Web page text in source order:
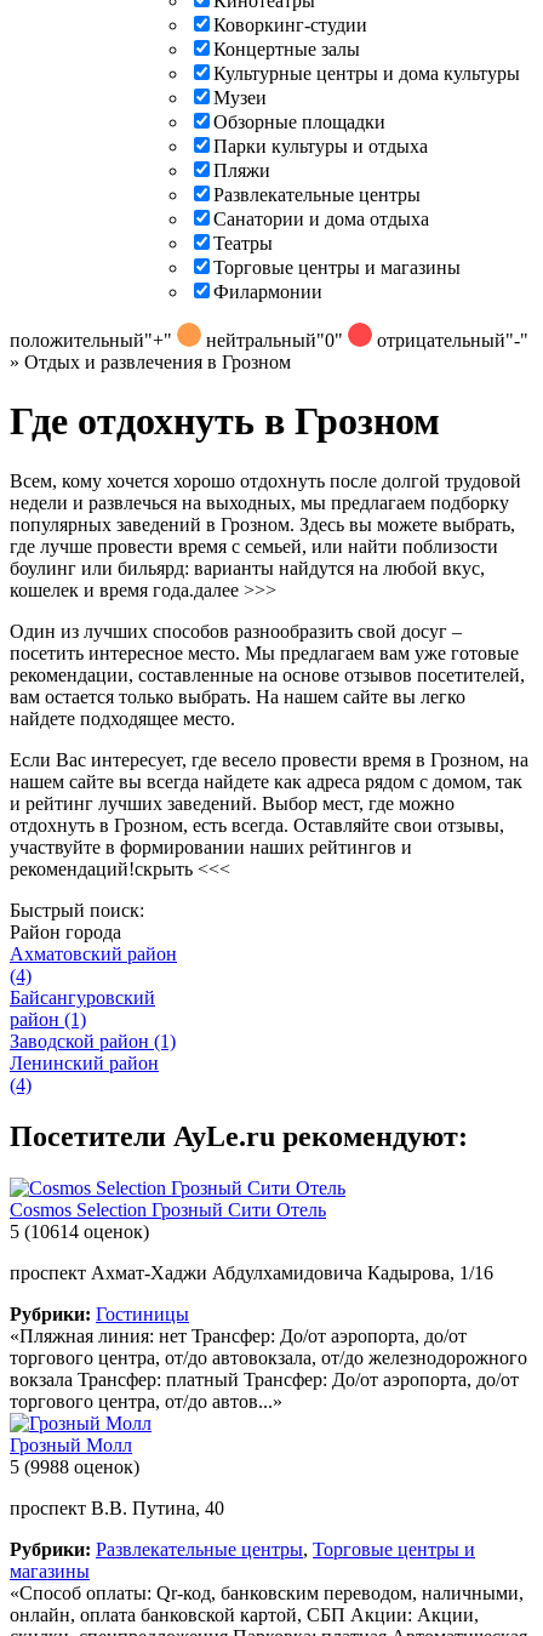
Коворкинг-студии
Концертные залы
Культурные центры и дома культуры
Музеи
Обзорные площадки
Парки культуры и отдыха
Пляжи
Развлекательные центры
Санатории и дома отдыха
Театры
Торговые центры и магазины
Филармонии
положительный"+" нейтральный"0" отрицательный"-"
» Отдых и развлечения в Грозном
Где отдохнуть в Грозном
Всем, кому хочется хорошо отдохнуть после долгой трудовой
недели и развлечься на выходных, мы предлагаем подборку
популярных заведений в Грозном. Здесь вы можете выбрать,
где лучше провести время с семьей, или найти поблизости
боулинг или бильярд: варианты найдутся на любой вкус,
кошелек и время года.далее >>>
Один из лучших способов разнообразить свой досуг –
посетить интересное место. Мы предлагаем вам уже готовые
рекомендации, составленные на основе отзывов посетителей,
вам остается только выбрать. На нашем сайте вы легко
найдете подходящее место.
Если Вас интересует, где весело провести время в Грозном, на
нашем сайте вы всегда найдете как адреса рядом с домом, так
и рейтинг лучших заведений. Выбор мест, где можно
отдохнуть в Грозном, есть всегда. Оставляйте свои отзывы,
участвуйте в формировании наших рейтингов и
рекомендаций!скрыть <<<
Быстрый поиск:
Район города
Ахматовский район
(4)
Байсангуровский
район (1)
Заводской район (1)
Ленинский район
(4)
Посетители AyLe.ru рекомендуют:
Cosmos Selection Грозный Сити Отель
5 (10614 оценок)
проспект Ахмат-Хаджи Абдулхамидовича Кадырова, 1/16
Рубрики: Гостиницы
«Пляжная линия: нет Трансфер: До/от аэропорта, до/от
торгового центра, от/до автовокзала, от/до железнодорожного
вокзала Трансфер: платный Трансфер: До/от аэропорта, до/от
торгового центра, от/до автов...»
Грозный Молл
5 (9988 оценок)
проспект В.В. Путина, 40
Рубрики: Развлекательные центры, Торговые центры и
магазины
«Способ оплаты: Qr-код, банковским переводом, наличными,
онлайн, оплата банковской картой, СБП Акции: Акции,